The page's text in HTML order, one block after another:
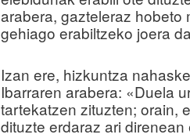
arabera, gazteleraz
gehiago erabiltzeko joera
Izan ere, hizkuntza
Ibarraren arabera: «Duela
tartekatzen zituzten; orain,
dituzte erdaraz ari direnean